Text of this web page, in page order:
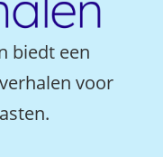
biedt een
voor